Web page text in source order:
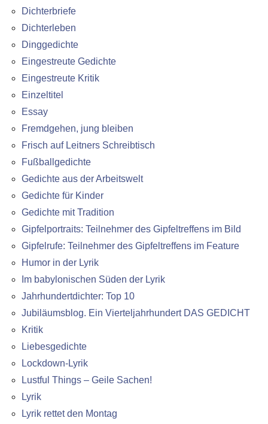
Dichterbriefe
Dichterleben
Dinggedichte
Eingestreute Gedichte
Eingestreute Kritik
Einzeltitel
Essay
Fremdgehen, jung bleiben
Frisch auf Leitners Schreibtisch
Fußballgedichte
Gedichte aus der Arbeitswelt
Gedichte für Kinder
Gedichte mit Tradition
Gipfelportraits: Teilnehmer des Gipfeltreffens im Bild
Gipfelrufe: Teilnehmer des Gipfeltreffens im Feature
Humor in der Lyrik
Im babylonischen Süden der Lyrik
Jahrhundertdichter: Top 10
Jubiläumsblog. Ein Vierteljahrhundert DAS GEDICHT
Kritik
Liebesgedichte
Lockdown-Lyrik
Lustful Things – Geile Sachen!
Lyrik
Lyrik rettet den Montag